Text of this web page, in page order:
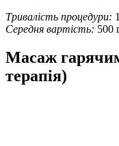
Тривалість процедури:
Середня вартість: 500
Масаж
терапія)